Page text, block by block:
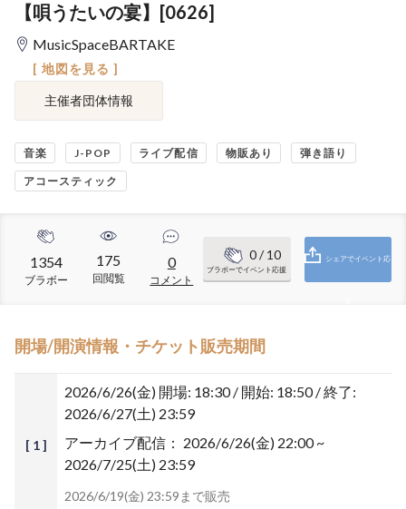
【唄うたいの宴】[0626]
MusicSpaceBARTAKE
[ 地図を見る ]
主催者団体情報
音楽 J-POP ライブ配信 物販あり 弾き語り
アコースティック
1354
ブラボー
175
回閲覧
0
コメント
0/ 10
ブラボーでイベント応援
シェアでイベント応
開場/開演情報・チケット販売期間
[ 1 ]
2026/6/26(金) 開場: 18:30 / 開始: 18:50 / 終了:
2026/6/27(土) 23:59
アーカイブ配信： 2026/6/26(金) 22:00 ~
2026/7/25(土) 23:59
2026/6/19(金) 23:59まで販売